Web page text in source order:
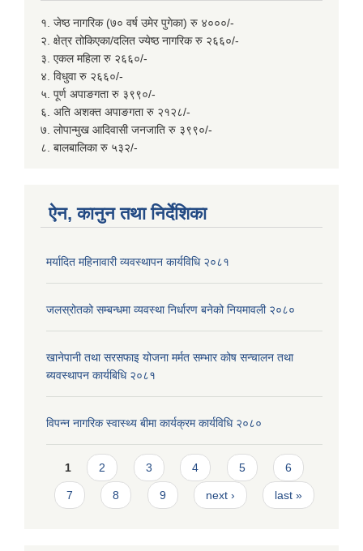
१. जेष्ठ नागरिक (७० वर्ष उमेर पुगेका) रु ४०००/-
२. क्षेत्र तोकिएका/दलित ज्येष्ठ नागरिक रु २६६०/-
३. एकल महिला रु २६६०/-
४. विधुवा रु २६६०/-
५. पूर्ण अपाङगता रु ३९९०/-
६. अति अशक्त अपाङगता रु २१२८/-
७. लोपान्मुख आदिवासी जनजाति रु ३९९०/-
८. बालबालिका रु ५३२/-
ऐन, कानुन तथा निर्देशिका
मर्यादित महिनावारी व्यवस्थापन कार्यविधि २०८१
जलस्रोतको सम्बन्धमा व्यवस्था निर्धारण बनेको नियमावली २०८०
खानेपानी तथा सरसफाइ योजना मर्मत सम्भार कोष सन्चालन तथा
ब्यवस्थापन कार्यबिधि २०८१
विपन्न नागरिक स्वास्थ्य बीमा कार्यक्रम कार्यविधि २०८०
Pages
1 2 3 4 5 6
7 8 9 next › last »